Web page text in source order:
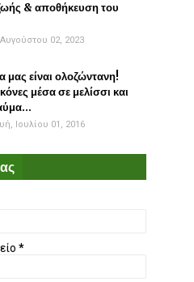
& αποθήκευση του
02, 2023
μας είναι ολοζώντανη!
μέσα σε μελίσσι και
Ιουλίου 01, 2016
*